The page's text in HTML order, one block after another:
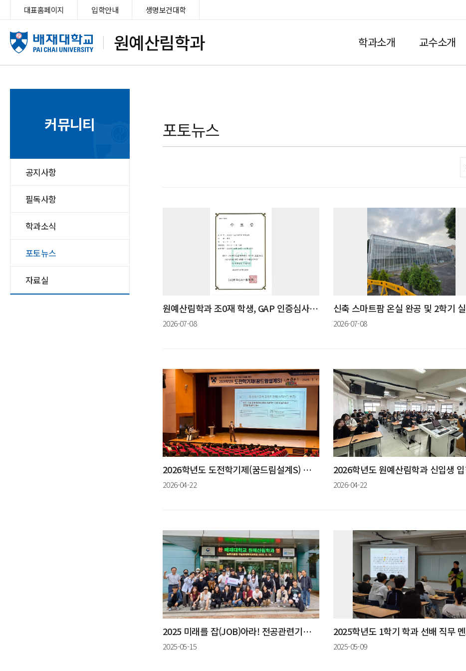
원예산림학과
대표홈페이지 입학안내 생명보건대학
학과소개 교수소개
커뮤니티
공지사항
필독사항
학과소식
포토뉴스
자료실
포토뉴스
원예산림학과 조0재 학생, GAP 인증심사원 양성교육 수료
2026-07-08 2026-07-08
2026학년도 도전학기제(꿈드림설계S) 및 학과 프로그램 진행
2026-04-22 2026-04-22
2025 미래를 잡(JOB)아라! 전공관련기업탐방
2025-05-15 2025-05-09